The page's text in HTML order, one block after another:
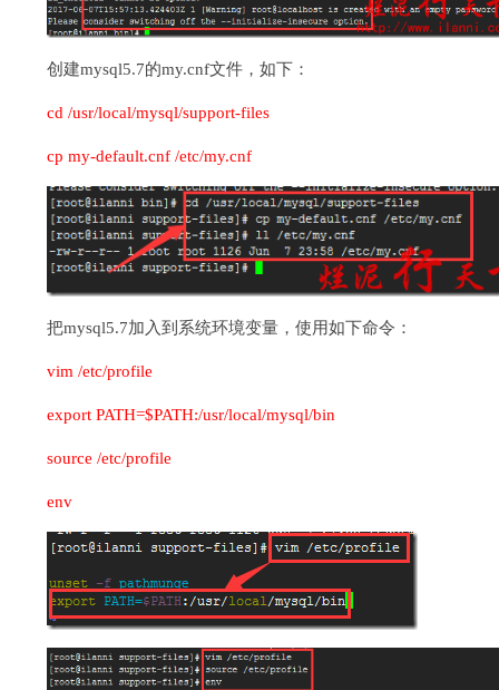
创建mysql5.7的my.cnf文件，如下：
cd /usr/local/mysql/support-files
cp my-default.cnf /etc/my.cnf
把mysql5.7加入到系统环境变量，使用如下命令：
vim /etc/profile
export PATH=$PATH:/usr/local/mysql/bin
source /etc/profile
env